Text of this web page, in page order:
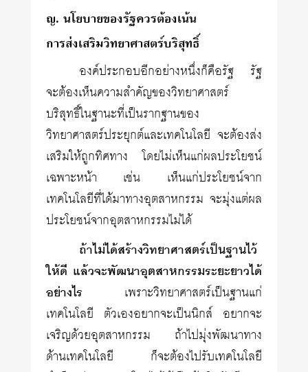
ญ. นโยบายของรัฐควรต้องเน้น
การส่งเสริมวิทยาศาสตร์บริสุทธิ์
องค์ประกอบอีกอย่างหนึ่งก็คือรัฐ รัฐ
จะต้องเห็นความสำคัญของวิทยาศาสตร์
บริสุทธิ์ในฐานะที่เป็นรากฐานของ
วิทยาศาสตร์ประยุกต์และเทคโนโลยี จะต้องส่ง
เสริมให้ถูกทิศทาง โดยไม่เห็นแก่ผลประโยชน์
เฉพาะหน้า เช่น เห็นแก่ประโยชน์จาก
เทคโนโลยีที่ได้มาทางอุตสาหกรรม จะมุ่งแต่ผล
ประโยชน์จากอุตสาหกรรมไม่ได้
ถ้าไม่ได้สร้างวิทยาศาสตร์เป็นฐานไว้
ให้ดี แล้วจะพัฒนาอุตสาหกรรมระยะยาวได้
อย่างไร เพราะวิทยาศาสตร์เป็นฐานแก่
เทคโนโลยี ตัวเองอยากจะเป็นนิกส์ อยากจะ
เจริญด้วยอุตสาหกรรม ถ้าไปมุ่งพัฒนาทาง
ด้านเทคโนโลยี ก็จะต้องไปรับเทคโนโลยี